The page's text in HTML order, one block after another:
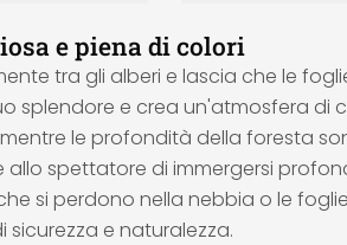
e piena di colori
tra gli alberi e lascia che le
e crea un'atmosfera di
le profondità della foresta
spettatore di immergersi
si perdono nella nebbia o le
e naturalezza.